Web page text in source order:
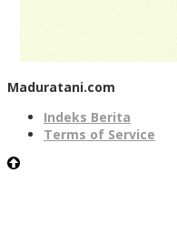
Maduratani.com
Indeks Berita
Terms of Service